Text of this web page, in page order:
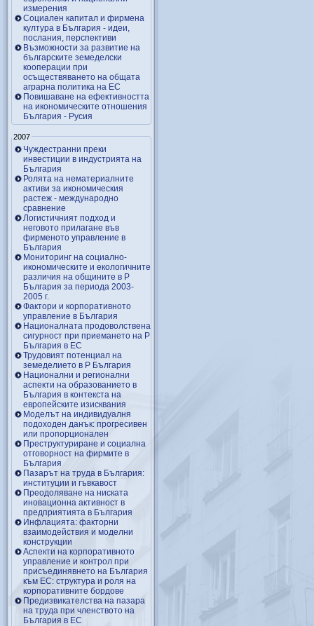
измерения
Социален капитал и фирмена
култура в България - идеи,
послания, перспективи
Възможности за развитие на
българските земеделски
кооперации при
осъществяването на общата
аграрна политика на ЕС
Повишаване на ефективността
на икономическите отношения
България - Русия
2007
Чуждестранни преки
инвестиции в индустрията на
България
Ролята на нематериалните
активи за икономическия
растеж - международно
сравнение
Логистичният подход и
неговото прилагане във
фирменото управление в
България
Мониторинг на социално-
икономическите и екологичните
различия на общините в Р
България за периода 2003-
2005 г.
Фактори и корпоративното
управление в България
Националната продоволствена
сигурност при приемането на Р
България в ЕС
Трудовият потенциал на
земеделието в Р България
Национални и регионални
аспекти на образованието в
България в контекста на
европейските изисквания
Моделът на индивидуалня
подоходен данък: прогресивен
или пропорционален
Преструктуриране и социална
отговорност на фирмите в
България
Пазарът на труда в България:
институции и гъвкавост
Преодоляване на ниската
иновационна активност в
предприятията в България
Инфлацията: факторни
взаимодействия и моделни
конструкции
Аспекти на корпоративното
управление и контрол при
присъединявнето на България
към ЕС: структура и роля на
корпоративните бордове
Предизвикателства на пазара
на труда при членството на
България в ЕС